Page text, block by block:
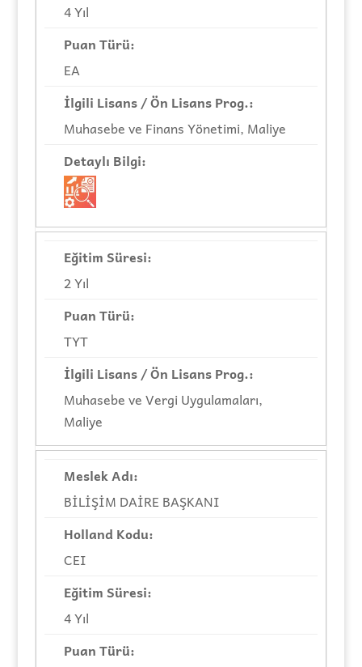
4 Yıl
EA
Muhasebe ve Finans Yönetimi, Maliye
2 Yıl
TYT
Muhasebe ve Vergi Uygulamaları,
Maliye
BİLİŞİM DAİRE BAŞKANI
CEI
4 Yıl